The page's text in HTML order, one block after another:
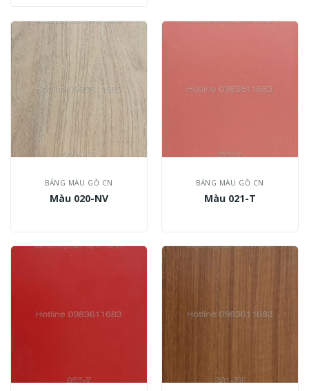
BẢNG MÀU GỖ CN
Màu 020-NV
BẢNG MÀU GỖ CN
Màu 021-T